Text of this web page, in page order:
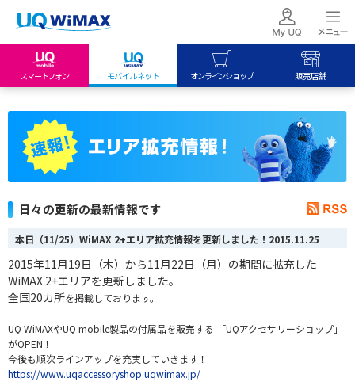
スマートフォン モバイルネット オンラインショップ 販売店舗
My UQ mobile
UQ mobile
UQ WiMAX
UQ WiMAX
日々の更新の最新情報です
本日（11/25）WiMAX 2+エリア拡充情報を更新しました！ 2015.11.25
2015年11月19日（木）から11月22日（月）の期間に拡充した
WiMAX 2+エリアを更新しました。
全国20カ所を掲載しております。
UQ WiMAXやUQ mobile製品の付属品を販売する 「UQアクセサリーショップ」
がOPEN！
今後も順次ラインアップを充実していきます！
https://www.uqaccessoryshop.uqwimax.jp/